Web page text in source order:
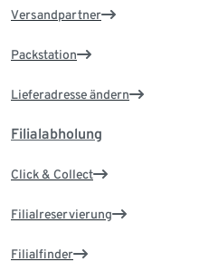
Versandpartner
Packstation
Lieferadresse ändern
Filialabholung
Click & Collect
Filialreservierung
Filialfinder